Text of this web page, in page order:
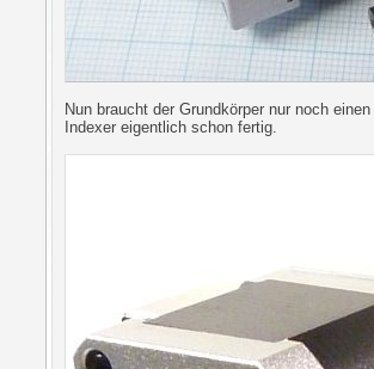
Nun braucht der Grundkörper nur noch
Indexer eigentlich schon fertig.